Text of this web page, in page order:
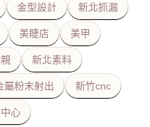
金型設計 新北抓漏
美睫店 美甲
新北素料
屬粉末射出 新竹cnc
心